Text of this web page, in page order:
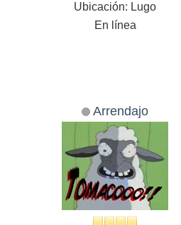
Ubicación: Lugo
En línea
Arrendajo